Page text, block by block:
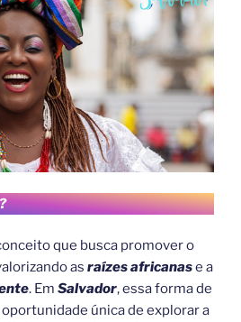
que busca promover o
as raízes africanase a
. Em Salvador, essa forma de
única de explorar a